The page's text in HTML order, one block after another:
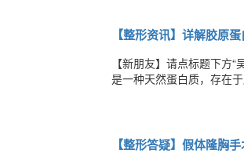
【整形资讯】详解胶原
【新朋友】请点标题下方
是一种天然蛋白质，存在
【整形答疑】假体隆胸